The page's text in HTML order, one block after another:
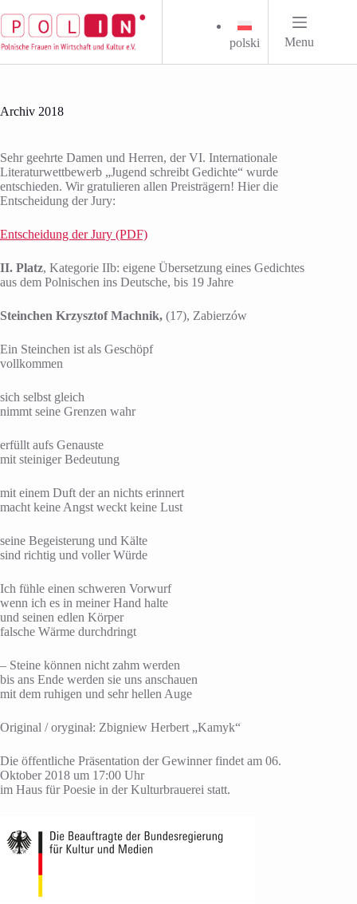
Inhalt
springen
polski Menu
Archiv 2018
Sehr geehrte Damen und Herren, der VI. Internationale
Literaturwettbewerb „Jugend schreibt Gedichte“ wurde
entschieden. Wir gratulieren allen Preisträgern! Hier die
Entscheidung der Jury:
Entscheidung der Jury (PDF)
II. Platz, Kategorie IIb: eigene Übersetzung eines Gedichtes
aus dem Polnischen ins Deutsche, bis 19 Jahre
Steinchen Krzysztof Machnik, (17), Zabierzów
Ein Steinchen ist als Geschöpf
vollkommen
sich selbst gleich
nimmt seine Grenzen wahr
erfüllt aufs Genauste
mit steiniger Bedeutung
mit einem Duft der an nichts erinnert
macht keine Angst weckt keine Lust
seine Begeisterung und Kälte
sind richtig und voller Würde
Ich fühle einen schweren Vorwurf
wenn ich es in meiner Hand halte
und seinen edlen Körper
falsche Wärme durchdringt
– Steine können nicht zahm werden
bis ans Ende werden sie uns anschauen
mit dem ruhigen und sehr hellen Auge
Original / oryginał: Zbigniew Herbert „Kamyk“
Die öffentliche Präsentation der Gewinner findet am 06.
Oktober 2018 um 17:00 Uhr
im Haus für Poesie in der Kulturbrauerei statt.